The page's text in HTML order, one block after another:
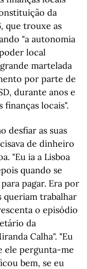
da
que trouxe as
"a autonomia
local
martelada
por parte de
durante anos e
finanças locais".
desfiar as suas
de dinheiro
"Eu ia a Lisboa
quando se
pagar. Era por
queriam trabalhar
o episódio
da
Calha". "Eu
ele pergunta-me
bem, se eu